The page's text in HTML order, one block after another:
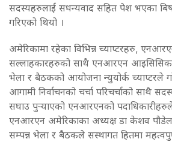
सदस्यहरुलाई सधन्यवाद सहित पेश भएका
गरिएको थियो ।
अमेरिकामा रहेका विभिन्न च्याप्टरहरु,
सल्लाहकारहरुको साथै एनआरएन
भेला र बैठकको आयोजना न्युयोर्क च्याप्टरले
आगामी निर्वाचनको चर्चा परिचर्चाको साथै
सघाउ पुर्‍याएको एनआरएनको पदाधिकारीहरुले
एनआरएन अमेरिकाका अध्यक्ष डा केशव
सम्पन्न भेला र बैठकले सस्थागत हितमा